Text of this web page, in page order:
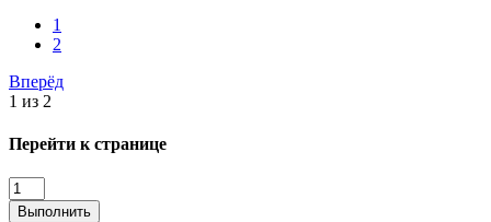
1
2
Вперёд
1 из 2
Перейти к странице
Выполнить